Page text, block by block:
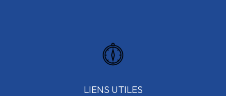
LIENS UTILES